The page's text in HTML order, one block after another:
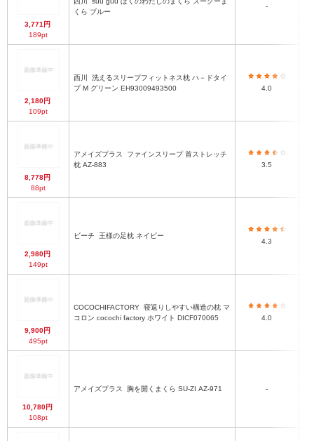
3,771円
189pt
くら ブルー
-
2,180円
109pt
西川
プ M グリーン EH93009493500
4.0
8,778円
88pt
アメイズプラス
枕 AZ-883
3.5
2,980円
149pt
ビーチ 王様の足枕 ネイビー
4.3
9,900円
495pt
COCOCHIFACTORY
コロン cocochi factory ホワイト DICF070065
4.0
10,780円
108pt
アメイズプラス 胸を開くまくら SU-ZI AZ-971 -